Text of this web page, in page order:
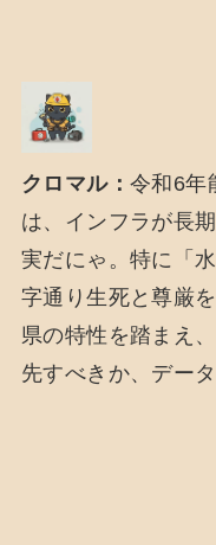
クロマル： 令和6年
は、インフラが長
実だにゃ。特に「
字通り生死と尊厳
県の特性を踏まえ
先すべきか、デー